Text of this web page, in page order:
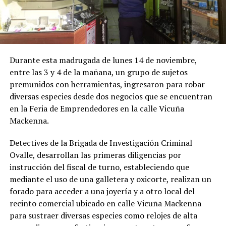
Durante esta madrugada de lunes 14 de noviembre,
entre las 3 y 4 de la mañana, un grupo de sujetos
premunidos con herramientas, ingresaron para robar
diversas especies desde dos negocios que se encuentran
en la Feria de Emprendedores en la calle Vicuña
Mackenna.
Detectives de la Brigada de Investigación Criminal
Ovalle, desarrollan las primeras diligencias por
instrucción del fiscal de turno, estableciendo que
mediante el uso de una galletera y oxicorte, realizan un
forado para acceder a una joyería y a otro local del
recinto comercial ubicado en calle Vicuña Mackenna
para sustraer diversas especies como relojes de alta